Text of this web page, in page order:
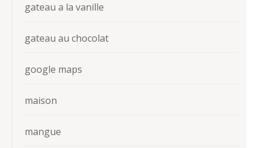
gateau a la vanille
gateau au chocolat
google maps
maison
mangue